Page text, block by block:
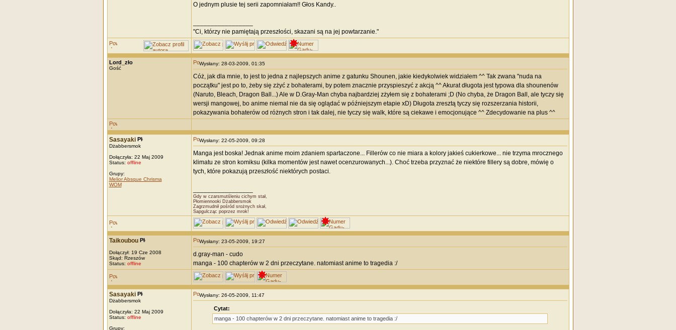
O jednym plusie tej serii zapomniałam!! Głos Kandy..
"Ci, którzy nie pamiętają przeszłości, skazani są na jej powtarzanie."
Lord_zło
Gość
Wysłany: 28-03-2009, 01:35
Cóż, jak dla mnie, to jest to jedna z najlepszych anime z gatunku Shounen, jakie kiedykolwiek widziałem ^^ Tak zwana "nuda na
początku" jest po to, żeby się zżyć z bohaterami, by potem znacznie przyspieszyć z akcją ^^ Akurat długota jest typowa dla shounenów
(Naruto, Bleach, Dragon Ball...) Ale w D.Gray-Man chyba najbardziej zżyłem się z bohaterami ;D (No chyba, że Dragon Ball, ale tyczy się
wersji mangowej, bo anime niemal nie da się oglądać w późniejszym etapie xD) Długota zresztą tyczy się rozszerzania historii,
pokazywania bohaterów od różnych stron i tak dalej, nie tyczy się walk, które są ciekawe i emocjonujące ^^ Zdecydowanie na plus ^^
Sasayaki
Dżabbersmok
Dołączyła: 22 Maj 2009
Status: offline
Grupy:
Melior Absque Chrisma
WOM
Wysłany: 22-05-2009, 09:28
Manga jest boska! Jednak anime moim zdaniem spartaczone... Fillerów co nie miara a kolory jakieś cukierkowe... nie trzyma mrocznego
klimatu ze stron komiksu (kilka momentów jest nawet ocenzurowanych...). Choć trzeba przyznać że niektóre fillery są dobre, mówię o
tych, które pokazują przeszłość niektórych postaci.
Gdy w czarsmutśleniu cichym stał,
Płomiennooki Dżabbersmok
Zagrzmudnił pośród srożnych skał,
Sapgulcząc poprzez mrok!
Taikoubou
Dołączył: 19 Cze 2008
Skąd: Rzeszów
Status: offline
Wysłany: 23-05-2009, 19:27
d.gray-man - cudo
manga - 100 chapterów w 2 dni przeczytane. natomiast anime to tragedia :/
Sasayaki
Dżabbersmok
Dołączyła: 22 Maj 2009
Status: offline
Grupy:
Wysłany: 26-05-2009, 11:47
Cytat:
manga - 100 chapterów w 2 dni przeczytane. natomiast anime to tragedia :/